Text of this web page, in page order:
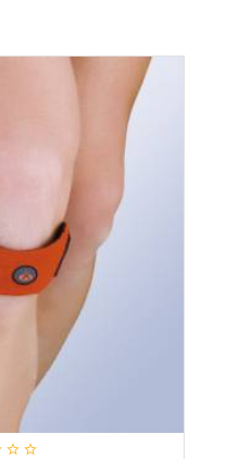
 